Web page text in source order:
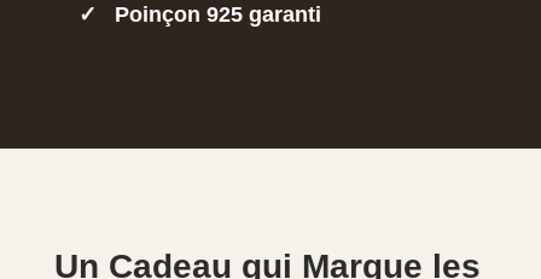
✓ Poinçon 925 garanti
Un Cadeau qui Marque les